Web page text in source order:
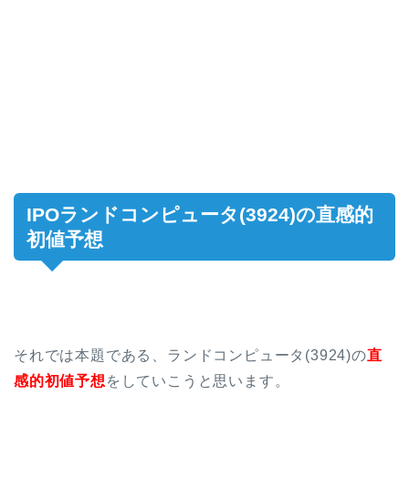
IPOランドコンピュータ(3924)の直感的
初値予想
それでは本題である、ランドコンピュータ(3924)の直
感的初値予想 をしていこうと思います。